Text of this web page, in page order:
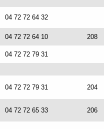
04 72 72 64 32
04 72 72 64 10 208
04 72 72 79 31
04 72 72 79 31 204
04 72 72 65 33 206